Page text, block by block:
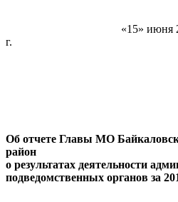
«15» июня
г.
Об отчете Главы МО
район
о результатах деятельности
подведомственных органов за